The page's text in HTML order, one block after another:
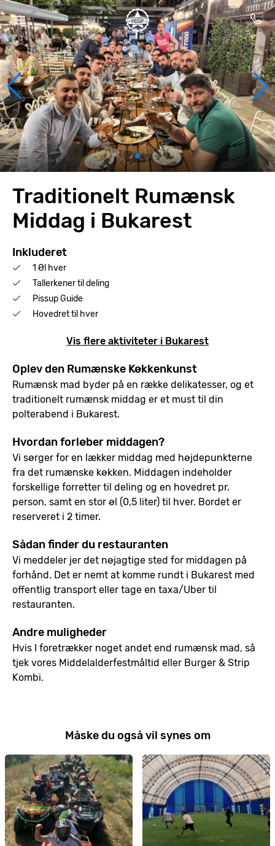
Traditionelt Rumænsk
Middag i Bukarest
Inkluderet
1 Øl hver
Tallerkener til deling
Pissup Guide
Hovedret til hver
Vis flere aktiviteter i Bukarest
Oplev den Rumænske Køkkenkunst
Rumænsk mad byder på en række delikatesser, og et
traditionelt rumænsk middag er et must til din
polterabend i Bukarest.
Hvordan forløber middagen?
Vi sørger for en lækker middag med højdepunkterne
fra det rumænske køkken. Middagen indeholder
forskellige forretter til deling og en hovedret pr.
person, samt en stor øl (0,5 liter) til hver. Bordet er
reserveret i 2 timer.
Sådan finder du restauranten
Vi meddeler jer det nøjagtige sted for middagen på
forhånd. Det er nemt at komme rundt i Bukarest med
offentlig transport eller tage en taxa/Uber til
restauranten.
Andre muligheder
Hvis I foretrækker noget andet end rumænsk mad, så
tjek vores Middelalderfestmåltid eller Burger & Strip
Kombi.
Måske du også vil synes om